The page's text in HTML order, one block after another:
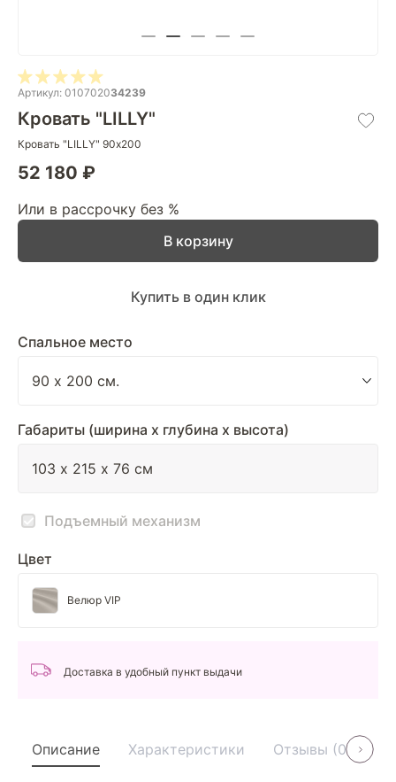
Артикул: 010702034239
Кровать "LILLY"
Кровать "LILLY" 90х200
52 180 ₽
Или в рассрочку без %
Спальное место
Габариты (ширина х глубина х высота)
Подъемный механизм
Цвет
Велюр VIP
В корзину
Купить в один клик
Доставка в удобный пункт выдачи
Описание Характеристики Отзывы (0)